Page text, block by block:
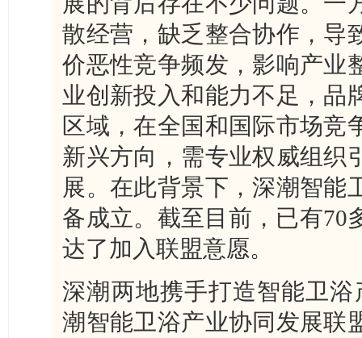
散经营，缺乏整合协作，导
价恶性竞争频发，影响产业
业创新投入和能力不足，品
区域，在全国和国际市场竞
新兴方向，需专业权威组织
展。在此背景下，深潮智能
备成立。截至目前，已有70
达了加入联盟意愿。
深潮两地携手打造智能卫
潮智能卫浴产业协同发展联